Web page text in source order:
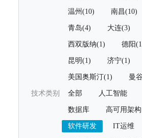
温州(10) 南昌(10)
青岛(4) 大连(3)
西双版纳(1) 德阳
昆明(1) 济宁(1)
美国奥斯汀(1) 曼
技术类别 全部 人工智能
数据库 高可用架构
软件研发 IT运维